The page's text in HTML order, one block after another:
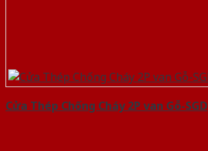
Cửa Thép Chống Cháy 2P van Gỗ-SGD